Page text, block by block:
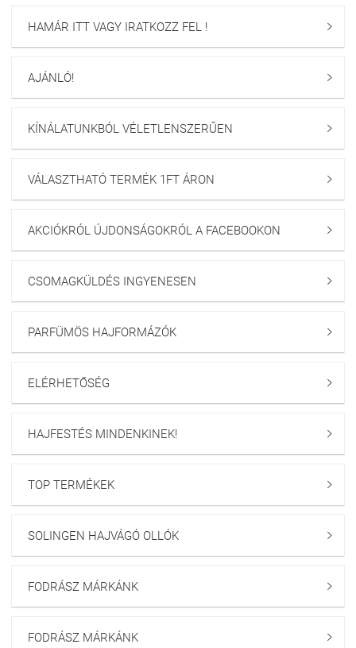
HAMÁR ITT VAGY IRATKOZZ FEL ! 
AJÁNLÓ! 
KÍNÁLATUNKBÓL VÉLETLENSZERŰEN 
VÁLASZTHATÓ TERMÉK 1FT ÁRON 
AKCIÓKRÓL ÚJDONSÁGOKRÓL A FACEBOOKON 
CSOMAGKÜLDÉS INGYENESEN 
PARFÜMÖS HAJFORMÁZÓK 
ELÉRHETŐSÉG 
HAJFESTÉS MINDENKINEK! 
TOP TERMÉKEK 
SOLINGEN HAJVÁGÓ OLLÓK 
FODRÁSZ MÁRKÁNK 
FODRÁSZ MÁRKÁNK 